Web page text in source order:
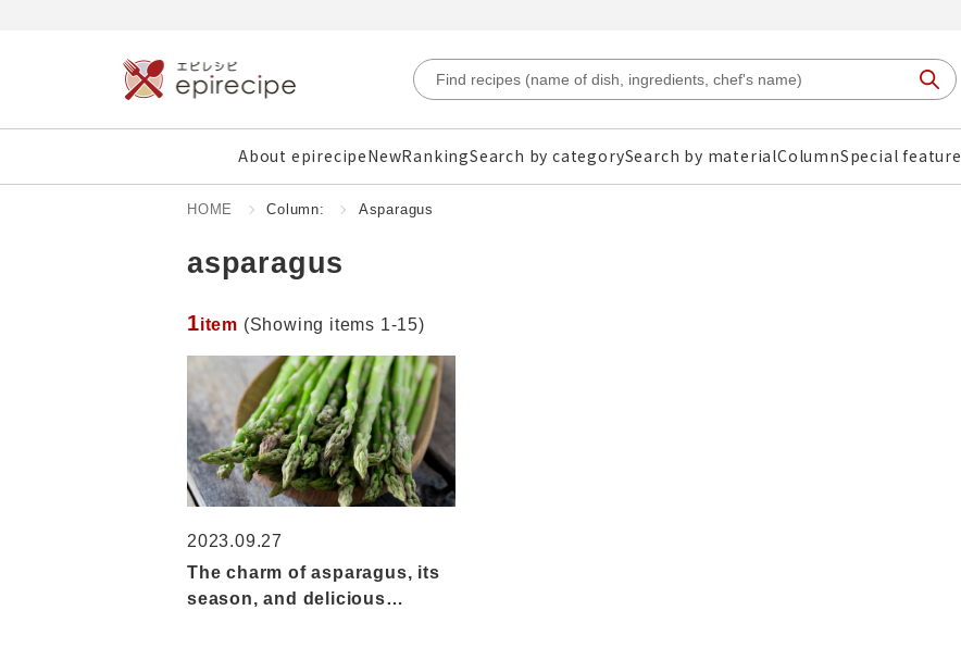
About epirecipeNewRankingSearch by categorySearch by materialColumnSpecial feature
HOME Column: Asparagus
asparagus
1item (Showing items 1-15)
2023.09.27
The charm of asparagus, its
season, and delicious